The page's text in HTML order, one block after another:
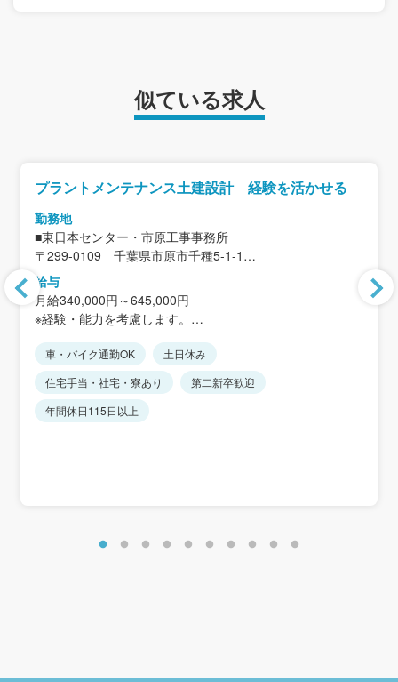
似ている求人
プラントメンテナンス土建設計 経験を活かせる
勤務地
■東日本センター・市原工事事務所
〒299-0109 千葉県市原市千種5-1-1
＜アクセス＞
JR内房線「姉ヶ崎駅」から車で約15分
※転勤：当面無し
給与
月給340,000円～645,000円
※経験・能力を考慮します。
＜想定年収＞
614万円～1060万円
・残業代支給有（想定年収は目安残業代を含みます）
・2025年度賞与実績：5.1ヶ月
車・バイク通勤OK
土日休み
住宅手当・社宅・寮あり
第二新卒歓迎
年間休日115日以上